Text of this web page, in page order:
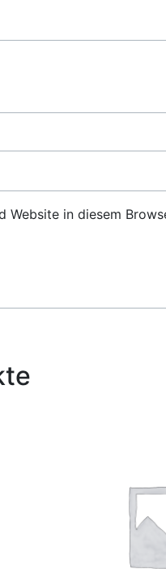
Website in diesem